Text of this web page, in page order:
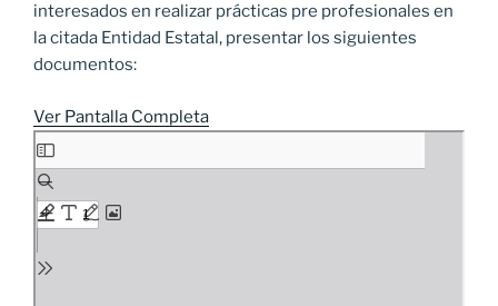
interesados en realizar prácticas pre profesionales en
la citada Entidad Estatal, presentar los siguientes
documentos:
Ver Pantalla Completa
Saltar
al
contenido
del
PDF